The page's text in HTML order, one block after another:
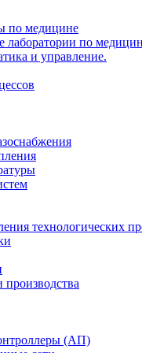
по медицине
лаборатории по
и управление.
технологических
(АП)